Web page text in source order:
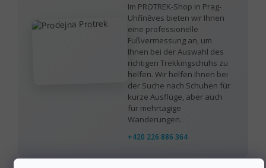
Im PROTREK-Shop in Prag-
Uhříněves bieten wir Ihnen
eine professionelle
Fußvermessung an, um
Ihnen bei der Auswahl des
richtigen Trekkingschuhs zu
helfen. Wir helfen Ihnen bei
der Suche nach Schuhen für
kurze Ausflüge, aber auch
für mehrtägige
Wanderungen.
+420 226 886 364